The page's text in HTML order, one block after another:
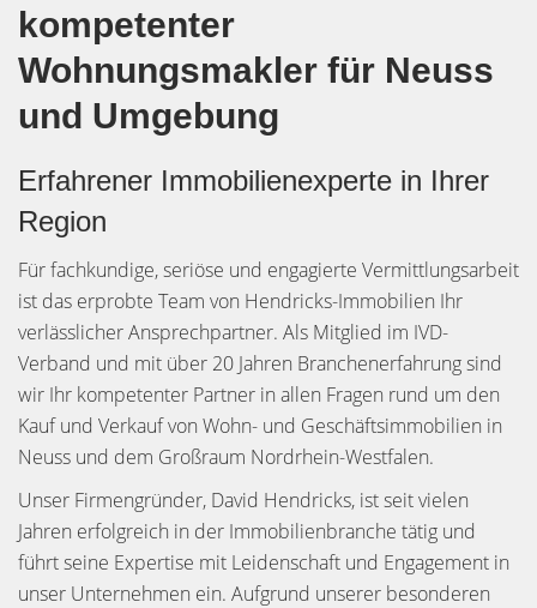
kompetenter
Wohnungsmakler für Neuss
und Umgebung
Erfahrener Immobilienexperte in Ihrer
Region
Für fachkundige, seriöse und engagierte Vermittlungsarbeit
ist das erprobte Team von Hendricks-Immobilien Ihr
verlässlicher Ansprechpartner. Als Mitglied im IVD-
Verband und mit über 20 Jahren Branchenerfahrung sind
wir Ihr kompetenter Partner in allen Fragen rund um den
Kauf und Verkauf von Wohn- und Geschäftsimmobilien in
Neuss und dem Großraum Nordrhein-Westfalen.
Unser Firmengründer, David Hendricks, ist seit vielen
Jahren erfolgreich in der Immobilienbranche tätig und
führt seine Expertise mit Leidenschaft und Engagement in
unser Unternehmen ein. Aufgrund unserer besonderen